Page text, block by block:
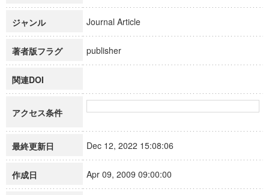
ジャンル Journal Article
著者版フラグ publisher
関連DOI
アクセス条件
最終更新日 Dec 12, 2022 15:08:06
作成日 Apr 09, 2009 09:00:00